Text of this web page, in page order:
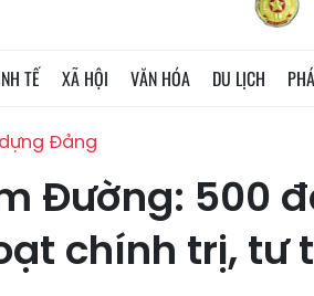
TẾ XÃ HỘI VĂN HÓA DU LỊCH
Đảng
Đường: 500
chính trị, tư